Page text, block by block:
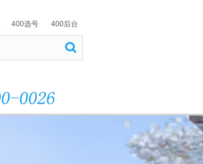
400后台
400选号